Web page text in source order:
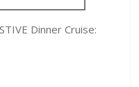
Dinner Cruise: